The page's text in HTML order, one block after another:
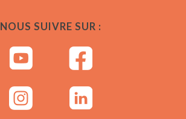
NOUS SUIVRE SUR :